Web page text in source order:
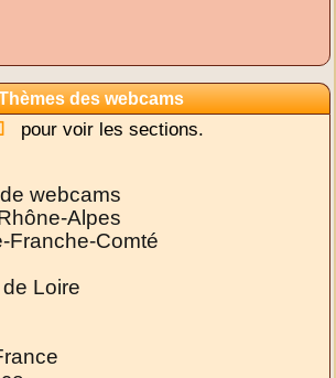
des webcams
pour voir les sections.
webcams
Alpes
Franche-Comté
Loire